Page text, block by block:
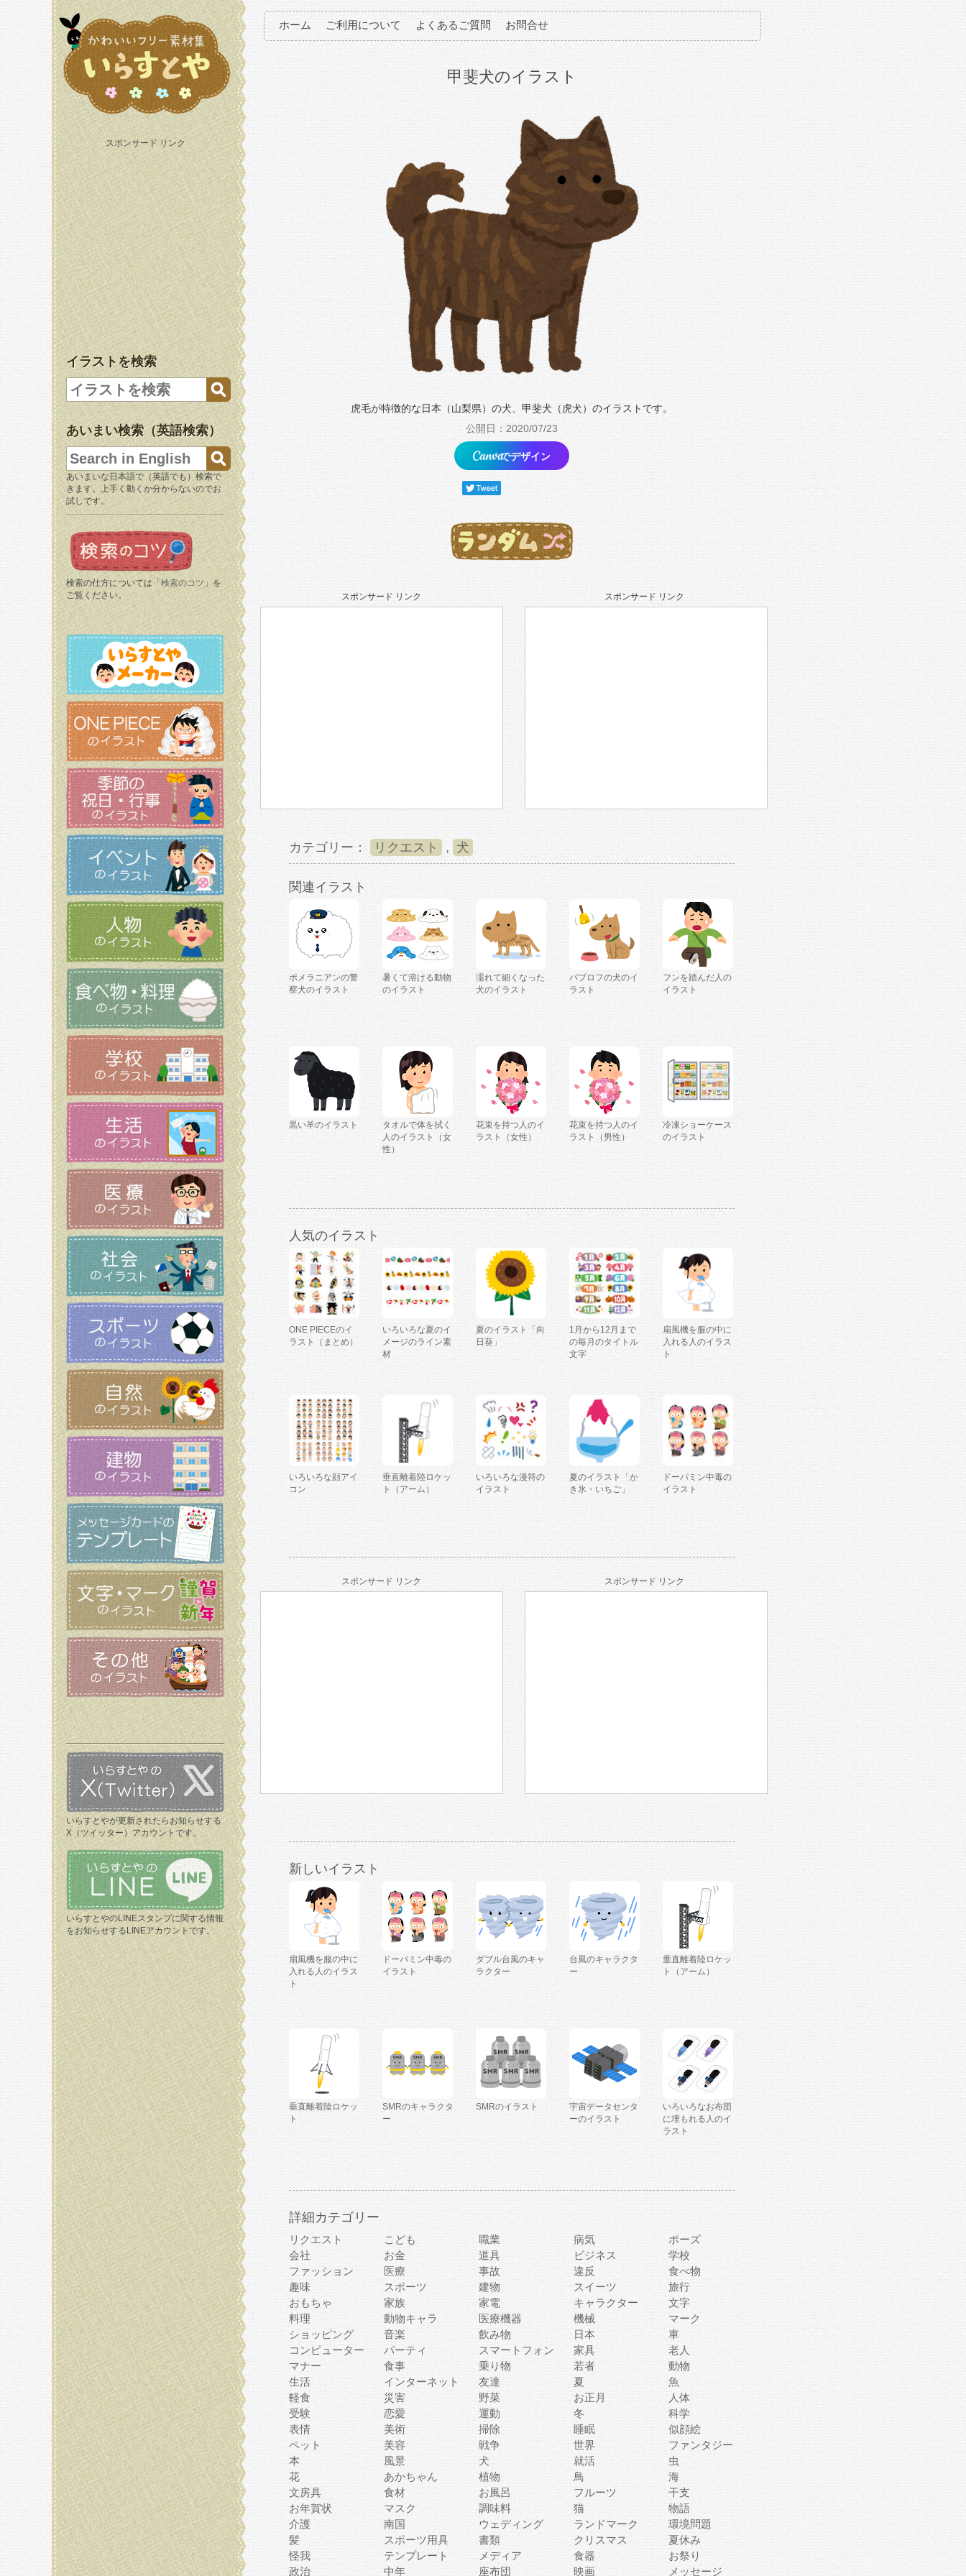
スポンサード リンク
イラストを検索
あいまい検索（英語検索）
あいまいな日本語で（英語でも）検索で
きます。上手く動くか分からないのでお
試しです。
検索の仕方については「 検索のコツ 」を
ご覧ください。
いらすとやが更新されたらお知らせする
X（ツイッター）アカウントです。
いらすとやのLINEスタンプに関する情報
をお知らせするLINEアカウントです。
ホーム ご利用について よくあるご質問 お問合せ
甲斐犬のイラスト
虎毛が特徴的な日本（山梨県）の犬、甲斐犬（虎犬）のイラストです。
公開日：2020/07/23
でデザイン
スポンサード リンク スポンサード リンク
カテゴリー： リクエスト , 犬
関連イラスト
ポメラニアンの警
察犬のイラスト
暑くて溶ける動物
のイラスト
濡れて細くなった
犬のイラスト
パブロフの犬のイ
ラスト
フンを踏んだ人の
イラスト
黒い羊のイラスト
タオルで体を拭く
人のイラスト（女
性）
花束を持つ人のイ
ラスト（女性）
花束を持つ人のイ
ラスト（男性）
冷凍ショーケース
のイラスト
人気のイラスト
ONE PIECEのイ
ラスト（まとめ）
いろいろな夏のイ
メージのライン素
材
夏のイラスト「向
日葵」
1月から12月まで
の毎月のタイトル
文字
扇風機を服の中に
入れる人のイラス
ト
いろいろな顔アイ
コン
垂直離着陸ロケッ
ト（アーム）
いろいろな漫符の
イラスト
夏のイラスト「か
き氷・いちご」
ドーパミン中毒の
イラスト
スポンサード リンク スポンサード リンク
新しいイラスト
扇風機を服の中に
入れる人のイラス
ト
ドーパミン中毒の
イラスト
ダブル台風のキャ
ラクター
台風のキャラクタ
ー
垂直離着陸ロケッ
ト（アーム）
垂直離着陸ロケッ
ト
SMRのキャラクタ
ー
SMRのイラスト
宇宙データセンタ
ーのイラスト
いろいろなお布団
に埋もれる人のイ
ラスト
詳細カテゴリー
リクエスト こども 職業 病気
ポーズ
会社
お金 道具 ビジネス
学校
ファッション
医療 事故 違反
食べ物
趣味
スポーツ 建物 スイーツ
旅行
おもちゃ
家族 家電 キャラクター
文字
料理
動物キャラ 医療機器 機械
マーク
ショッピング
音楽 飲み物 日本
車
コンピューター
パーティ スマートフォン 家具
老人
マナー
食事 乗り物 若者
動物
生活
インターネット 友達 夏
魚
軽食
災害 野菜 お正月
人体
受験
恋愛 運動 冬
科学
表情
美術 掃除 睡眠
似顔絵
ペット
美容 戦争 世界
ファンタジー
本
風景 犬 就活
虫
花
あかちゃん 植物 鳥
海
文房具
食材 お風呂 フルーツ
干支
お年賀状
マスク 調味料 猫
物語
介護
南国 ウェディング ランドマーク
環境問題
髪
スポーツ用具 書類 クリスマス
夏休み
怪我
テンプレート メディア 食器
お祭り
政治
中年 座布団 映画 メッセージ